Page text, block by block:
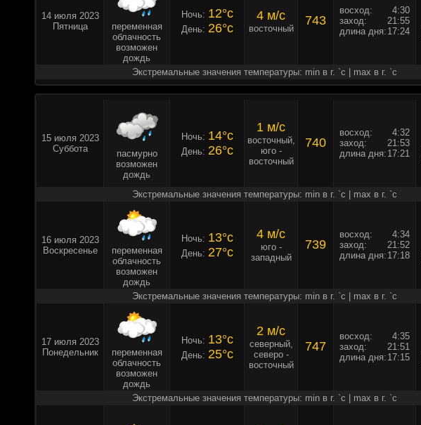
14 июля 2023
Пятница
переменная
облачность
возможен
дождь
Ночь: 12°c
День: 26°c
4 м/c
восточный
743
восход:
4:30
заход:
21:55
длина дня: 17:24
Экстремальные значения температуры: min в г. `c | max в г. `c
15 июля 2023
Суббота
пасмурно
возможен
дождь
Ночь: 14°c
День: 26°c
1 м/c
восточный,
юго -
восточный
740
восход:
4:32
заход:
21:53
длина дня: 17:21
Экстремальные значения температуры: min в г. `c | max в г. `c
16 июля 2023
Воскресенье
переменная
облачность
возможен
дождь
Ночь: 13°c
День: 27°c
4 м/c
юго -
западный
739
восход:
4:34
заход:
21:52
длина дня: 17:18
Экстремальные значения температуры: min в г. `c | max в г. `c
17 июля 2023
Понедельник
переменная
облачность
возможен
дождь
Ночь: 13°c
День: 25°c
2 м/c
северный,
северо -
восточный
747
восход:
4:35
заход:
21:51
длина дня: 17:15
Экстремальные значения температуры: min в г. `c | max в г. `c